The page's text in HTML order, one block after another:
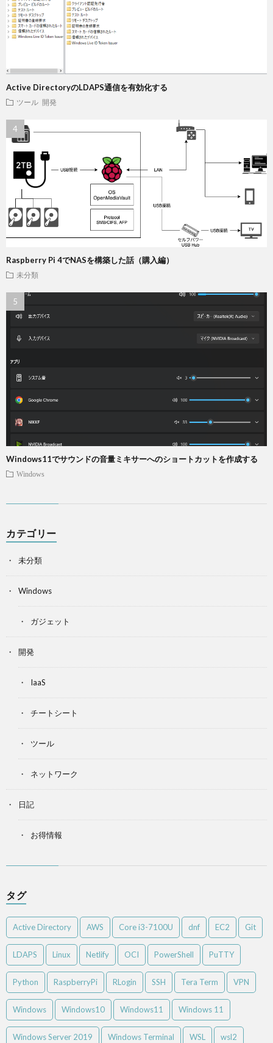
Active DirectoryのLDAPS通信を有効化する
ツール 開発
Raspberry Pi 4でNASを構築した話（購入編）
未分類
Windows11でサウンドの音量ミキサーへのショートカットを作成する
Windows
カテゴリー
未分類
Windows
ガジェット
開発
IaaS
チートシート
ツール
ネットワーク
日記
お得情報
タグ
Active Directory AWS Core i3-7100U dnf EC2 Git
LDAPS Linux Netlify OCI PowerShell PuTTY
Python RaspberryPi RLogin SSH Tera Term VPN
Windows Windows10 Windows11 Windows 11
Windows Server 2019 Windows Terminal WSL wsl2